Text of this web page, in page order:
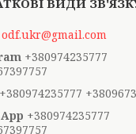
odf.ukr@gmail.com
+380974235777
+380974235777
+380974235777